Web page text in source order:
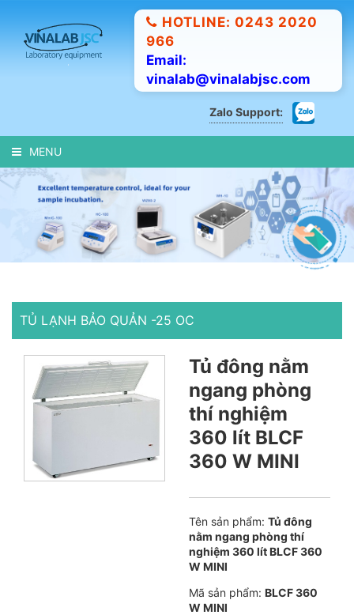
HOTLINE: 0243 2020
966
Email:
vinalab@vinalabjsc.com
Zalo Support:
MENU
TỦ LẠNH BẢO QUẢN -25 OC
Tủ đông nằm
ngang phòng
thí nghiệm
360 lít BLCF
360 W MINI
Tên sản phẩm: Tủ đông
nằm ngang phòng thí
nghiệm 360 lít BLCF 360
W MINI
Mã sản phẩm: BLCF 360
W MINI